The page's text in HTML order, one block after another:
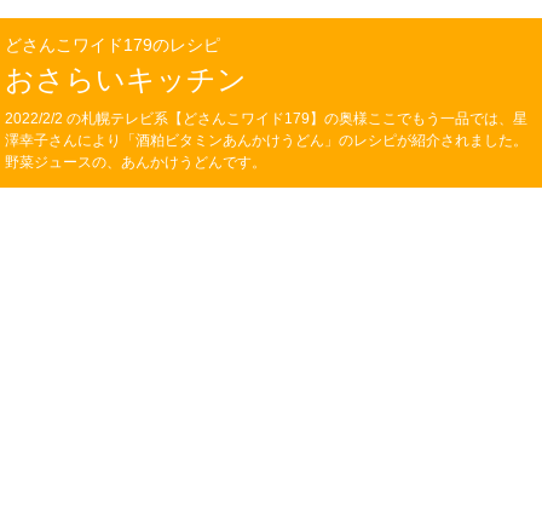
どさんこワイド179のレシピ
おさらいキッチン
2022/2/2 の札幌テレビ系【どさんこワイド179】の奥様ここでもう一品では、星
澤幸子さんにより「酒粕ビタミンあんかけうどん」のレシピが紹介されました。
野菜ジュースの、あんかけうどんです。